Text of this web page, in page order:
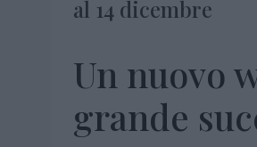
al 14 dicembre
Un nuovo
grande